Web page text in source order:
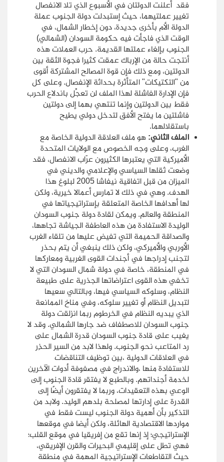
فقد أعلنت الدولتان في الأسبوع الذي تلا الانفصال
تغيير عملتيهما، حيث إستبدلت دولة الجنوب عملة
الدولة الأم بأخرى جديدة، دون إخطار الشمال، في
الوقت الذي فاجأت فيه حكومة السودان (الشمالي)
الجنوب بإلغاء عملتها القديمة. حرب العملات هذه
أنتجت حالة من الإرباك عمقت كثيرا فجوة الثقة بين
الدولتين، ومع ذلك فإن قوة المصالح المشتركة أقوى
من "التكتيكات" المتأثرة بحداثة الإنفصال. وعلى كل
فإن الإدارة الفاشلة لهذا الملف لن تعجِّل باندلاع الحرب
فقط بين الدولتين وإنما تنتهي بهما إلى دولتين
فاشلتين ما يفتح الأفق لتدخل دولي يطيح
باستقلالهما.
الملف الثاني: هو ملف العلاقة الدولية الخاصة مع
الغرب، وعلى وجه الخصوص مع الولايات المتحدة
الأميركية التي يعتبرها الكثيرون عرّاب الانفصال، فقد
وضعت ثقلها السياسي والإعلامي والديني في
الميزان من قبل اتفاقية نيفاشا 2005 لبلوغ هذا
الهدف. وهي في ذلك لا تمارس أعمالا خيرية، ولكن
لها أهدافها الخاصة المتعلقة بإستراتيجياتها في
المنطقة والعالم. ويمكن لقادة دولة جنوب السودان
الوليدة الاستفادة من هذه العاطفة الجياشة تجاهها،
والصداقة الحميمة التي تفيض عليها من تلقاء الغرب
الأوربي والأميركي، ولكن ذلك ينبغي أن يتم بحذر
لتجنب إدراجها في أجندات القوى الغربية ومعاركها
في المنطقة، خاصة في دولة شمال السودان التي لا
تخفي هذه القوى اعتراضاتها الجذرية على طبيعة
النظام، وسلوكه السياسي فيها، وبالتالي سعيها
لتبديل النظام أو تغيير سلوكه، وفي مناخ الممانعة
الذي يبديه النظام في الخرطوم ربما انزلقت دولة
جنوب السودان للاصطفاف ضد جارها الشمالي. وقد لا
يغيب على قادة جنوب السودان قدرة الشمال على
رد المتاعب نحو الجنوب. ولهذا لابد من السير الحذِر
في العلاقات الدولية ،بين توظيف التناقضات
للاستفادة منها ،والاندراج في مصفوفة أدوات الآخرين
لخدمة أجنداتهم. وبالطبع لا يفتقر قادة الجنوب إلى
الوعي بهذه التعقيدات، وربما لا يفتقرون أيضًا إلى
القدرة على إدارتها لمصلحة بلدهم الوليد. ولابد من
التذكير بأن أهمية دولة الجنوب ليست فقط في
مواردها الاقتصادية الهائلة، ولكن أيضا في موقعها
الإستراتيجي؛ إذ إنها تقع من إفريقيا في موقع القلب؛
فهي تطل على إقليمي البحيرات والقرن الإفريقي،
حيث التقاطعات الإستراتيجية المهمة في منطقة